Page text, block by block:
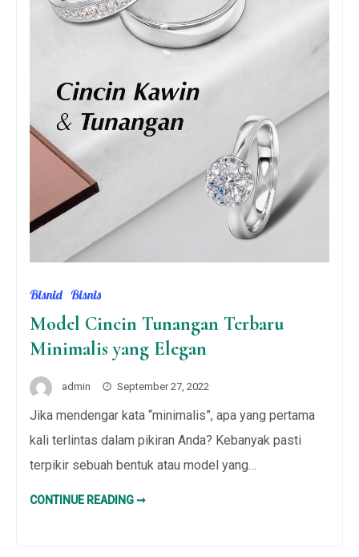
Bisnid Bisnis
Model Cincin Tunangan Terbaru
Minimalis yang Elegan
admin September 27, 2022
Jika mendengar kata “minimalis”, apa yang pertama
kali terlintas dalam pikiran Anda? Kebanyak pasti
terpikir sebuah bentuk atau model yang…
CONTINUE READING ➞MODEL